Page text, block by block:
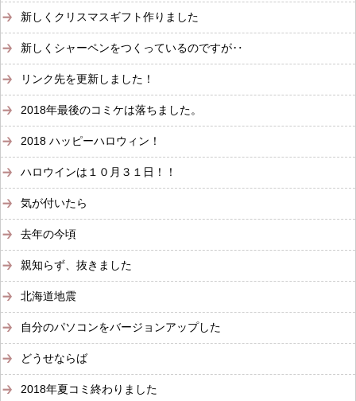
新しくクリスマスギフト作りました
新しくシャーペンをつくっているのですが‥
リンク先を更新しました！
2018年最後のコミケは落ちました。
2018 ハッピーハロウィン！
ハロウインは１０月３１日！！
気が付いたら
去年の今頃
親知らず、抜きました
北海道地震
自分のパソコンをバージョンアップした
どうせならば
2018年夏コミ終わりました